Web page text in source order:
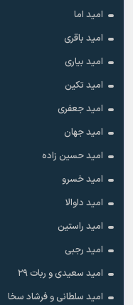
امید اما
امید باقری
امید بیاری
امید تکین
امید جعفری
امید جهان
امید حسین زاده
امید خسرو
امید داوالا
امید راستین
امید رجبی
امید سعیدی و ربات ۲۹
امید سلطانی و فرشاد سخا